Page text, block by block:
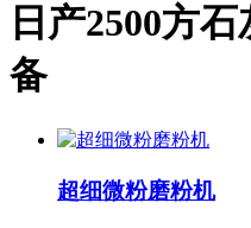
日产2500方
备
超细微粉磨粉机